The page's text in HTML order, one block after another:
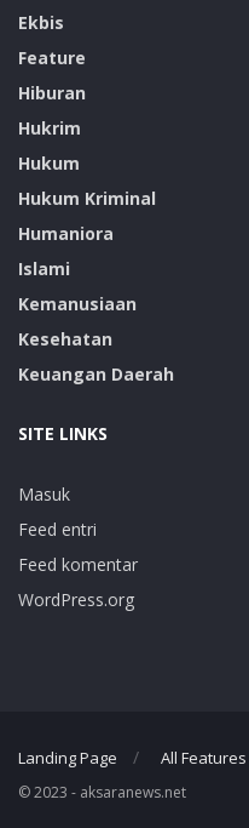
Ekbis
Feature
Hiburan
Hukrim
Hukum
Hukum Kriminal
Humaniora
Islami
Kemanusiaan
Kesehatan
Keuangan Daerah
SITE LINKS
Masuk
Feed entri
Feed komentar
WordPress.org
Landing Page All Features
© 2023 - aksaranews.net